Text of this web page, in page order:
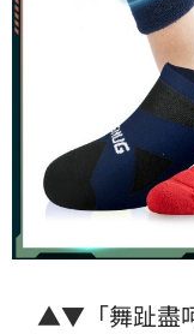
▲▼「舞趾盡